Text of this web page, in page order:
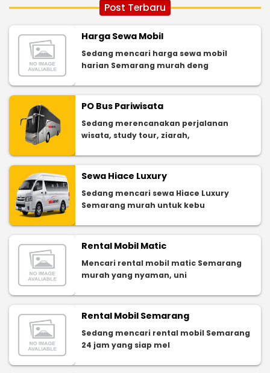
Post Terbaru
Harga Sewa Mobil
Sedang mencari harga sewa mobil
harian Semarang murah deng
PO Bus Pariwisata
Sedang merencanakan perjalanan
wisata, study tour, ziarah,
Sewa Hiace Luxury
Sedang mencari sewa Hiace Luxury
Semarang murah untuk kebu
Rental Mobil Matic
Mencari rental mobil matic Semarang
murah yang nyaman, uni
Rental Mobil Semarang
Sedang mencari rental mobil Semarang
24 jam yang siap mel